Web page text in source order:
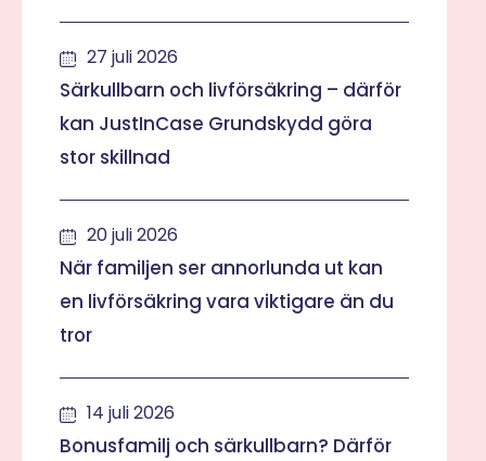
27 juli 2026
Särkullbarn och livförsäkring – därför
kan JustInCase Grundskydd göra
stor skillnad
20 juli 2026
När familjen ser annorlunda ut kan
en livförsäkring vara viktigare än du
tror
14 juli 2026
Bonusfamilj och särkullbarn? Därför